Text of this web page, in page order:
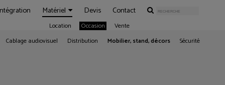
Matériel
Location Occasion Vente
Devis Contact
Cablage audiovisuel Distribution Mobilier, stand, décors Sécurité